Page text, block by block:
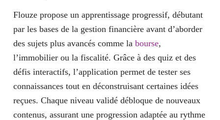
Flouze propose un apprentissage progressif, débutant
par les bases de la gestion financière avant d’aborder
des sujets plus avancés comme la bourse,
l’immobilier ou la fiscalité. Grâce à des quiz et des
défis interactifs, l’application permet de tester ses
connaissances tout en déconstruisant certaines idées
reçues. Chaque niveau validé débloque de nouveaux
contenus, assurant une progression adaptée au rythme